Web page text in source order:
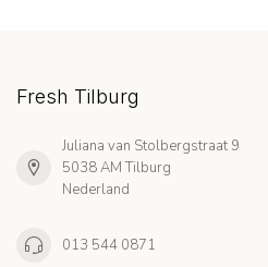
Fresh Tilburg
Juliana van Stolbergstraat 9
5038 AM Tilburg
Nederland
013 544 0871